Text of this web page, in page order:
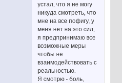
устал, что я не могу
никуда смотреть, что
мне на все пофигу, у
меня нет на это сил,
я предпринимаю все
возможные меры
чтобы не
взаимодействовать с
реальностью.
Я смотрю - боль,